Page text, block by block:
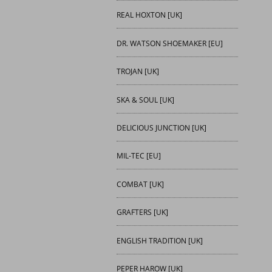
REAL HOXTON [UK]
DR. WATSON SHOEMAKER [EU]
TROJAN [UK]
SKA & SOUL [UK]
DELICIOUS JUNCTION [UK]
MIL-TEC [EU]
COMBAT [UK]
GRAFTERS [UK]
ENGLISH TRADITION [UK]
PEPER HAROW [UK]